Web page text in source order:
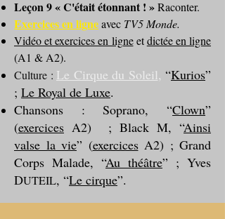
Leçon 9 « C'était étonnant ! »Raconter.
Exercices en ligneavec TV5 Monde.
Vidéo et exercices en ligneetdictée en ligne
(A1 & A2).
Culture : Le Cirque du Soleil, “Kurios”
; Le Royal de Luxe.
Chansons : Soprano, “Clown”
(exercices A2) ; Black M, “Ainsi
valse la vie” (exercicesA2) ; Grand
Corps Malade, “Au théâtre” ; Yves
DUTEIL, “Le cirque”.